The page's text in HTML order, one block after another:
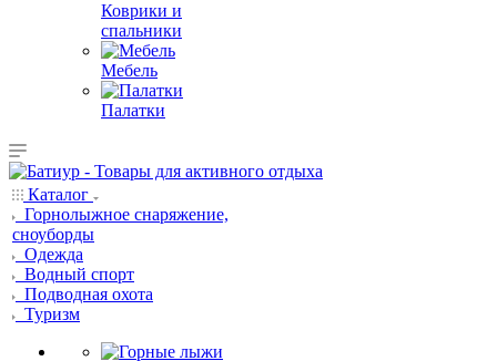
Коврики и
спальники
Мебель
Палатки
Каталог
Горнолыжное снаряжение,
сноуборды
Одежда
Водный спорт
Подводная охота
Туризм